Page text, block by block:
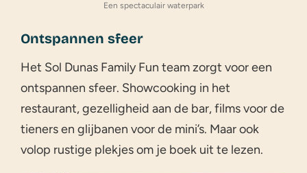
Een spectaculair waterpark
Ontspannen sfeer
Het Sol Dunas Family Fun team zorgt voor een
ontspannen sfeer. Showcooking in het
restaurant, gezelligheid aan de bar, films voor de
tieners en glijbanen voor de mini’s. Maar ook
volop rustige plekjes om je boek uit te lezen.